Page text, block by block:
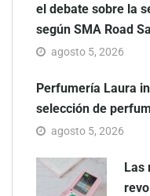
el debate sobre la
según SMA Road
agosto 5, 2026
Perfumería Laura
selección de
agosto 5, 2026
Las